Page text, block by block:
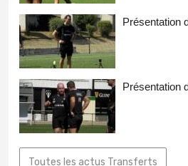
Présentation
Présentation
Toutes les actus Transferts